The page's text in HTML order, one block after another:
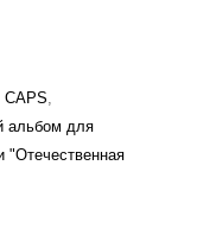
CAPS,
альбом для
"Отечественная